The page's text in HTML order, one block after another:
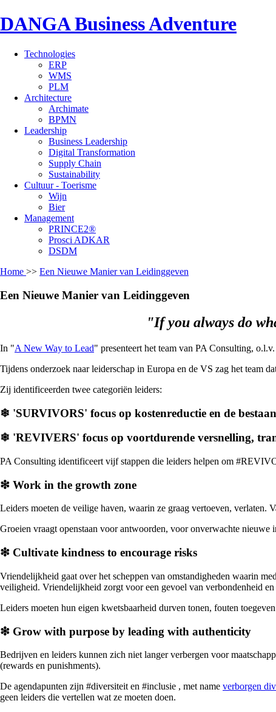
DANGA Business Adventure
Technologies
ERP
WMS
PLM
Architecture
Archimate
BPMN
Leadership
Business Leadership
Digital Transformation
Supply Chain
Sustainability
Cultuur - Toerisme
Wijn
Bier
Management
PRINCE2®
Prosci ADKAR
DSDM
Home >> Een Nieuwe Manier van Leidinggeven
Een Nieuwe Manier van Leidinggeven
"If you always do
In "A New Way to Lead" presenteert het team van PA Consulting,
Tijdens onderzoek naar leiderschap in Europa en de VS zag het team
Zij identificeerden twee categoriën leiders:
❄ 'SURVIVORS' focus op kostenreductie en de
❄ 'REVIVERS' focus op voortdurende versnelling,
PA Consulting identificeert vijf stappen die leiders helpen om
❇ Work in the growth zone
Leiders moeten de veilige haven, waarin ze graag vertoeven, verlaten.
Groeien vraagt openstaan voor antwoorden, voor onverwachte
❇ Cultivate kindness to encourage risks
Vriendelijkheid gaat over het scheppen van omstandigheden waarin
veiligheid. Vriendelijkheid zorgt voor een gevoel van verbondenheid
Leiders moeten hun eigen kwetsbaarheid durven tonen, fouten
❇ Grow with purpose by leading with authenticity
Bedrijven en leiders kunnen zich niet langer verbergen voor
(rewards en punishments).
De agendapunten zijn #diversiteit en #inclusie , met name verborgen
geen leiders die vertellen wat ze moeten doen.